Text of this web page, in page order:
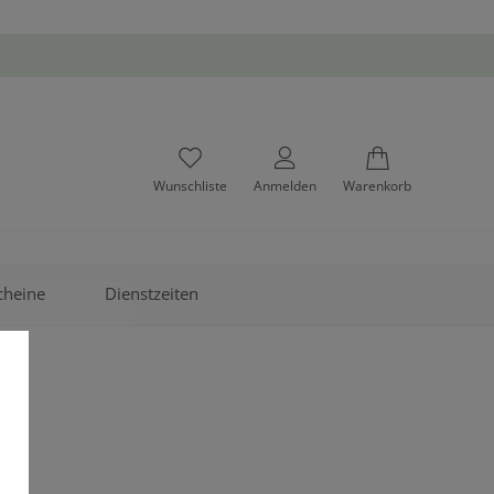
Wunschliste Anmelden Warenkorb
Dienstzeiten